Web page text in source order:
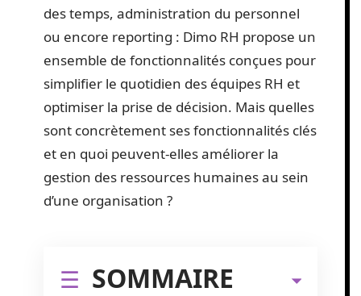
des temps, administration du personnel
ou encore reporting : Dimo RH propose un
ensemble de fonctionnalités conçues pour
simplifier le quotidien des équipes RH et
optimiser la prise de décision. Mais quelles
sont concrètement ses fonctionnalités clés
et en quoi peuvent-elles améliorer la
gestion des ressources humaines au sein
d’une organisation ?
SOMMAIRE